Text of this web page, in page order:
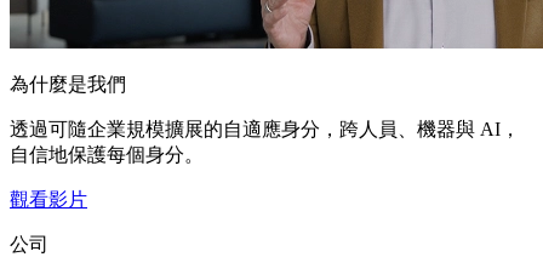
為什麼是我們
透過可隨企業規模擴展的自適應身分，跨人員、機器與 AI，
自信地保護每個身分。
觀看影片
公司